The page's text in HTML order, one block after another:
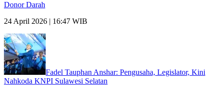
Donor Darah
24 April 2026 | 16:47 WIB
Fadel Tauphan Anshar: Pengusaha, Legislator, Kini
Nahkoda KNPI Sulawesi Selatan